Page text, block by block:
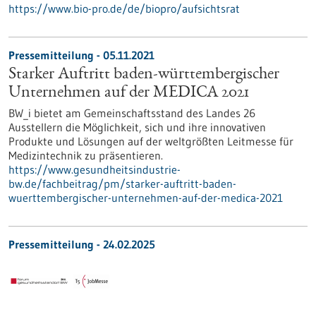
https://www.bio-pro.de/de/biopro/aufsichtsrat
Pressemitteilung - 05.11.2021
Starker Auftritt baden-württembergischer
Unternehmen auf der MEDICA 2021
BW_i bietet am Gemeinschaftsstand des Landes 26
Ausstellern die Möglichkeit, sich und ihre innovativen
Produkte und Lösungen auf der weltgrößten Leitmesse für
Medizintechnik zu präsentieren.
https://www.gesundheitsindustrie-
bw.de/fachbeitrag/pm/starker-auftritt-baden-
wuerttembergischer-unternehmen-auf-der-medica-2021
Pressemitteilung - 24.02.2025